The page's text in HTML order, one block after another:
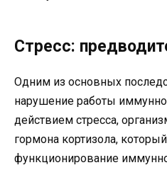
Стресс:
Одним из основных
нарушение работы
действием стресса,
гормона кортизола,
функционирование